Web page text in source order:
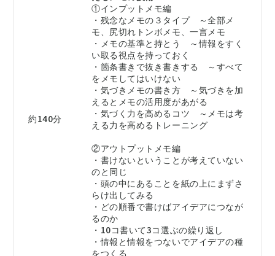
約140分
①インプットメモ編
・残念なメモの３タイプ ～全部メ
モ、尻切れトンボメモ、一言メモ
・メモの基準と持とう ～情報をすく
い取る視点を持っておく
・箇条書きで抜き書きする ～すべて
をメモしてはいけない
・気づきメモの書き方 ～気づきを加
えるとメモの活用度があがる
・気づく力を高めるコツ ～メモは考
える力を高めるトレーニング
②アウトプットメモ編
・書けないということが考えていない
のと同じ
・頭の中にあることを紙の上にまずさ
らけ出してみる
・どの順番で書けばアイデアにつなが
るのか
・10コ書いて3コ選ぶの繰り返し
・情報と情報をつないでアイデアの種
をつくる